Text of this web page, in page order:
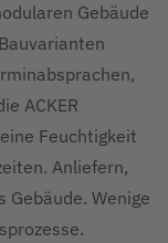
Gebäude
ACKER
Feuchtigkeit
Anliefern,
Gebäude. Wenige